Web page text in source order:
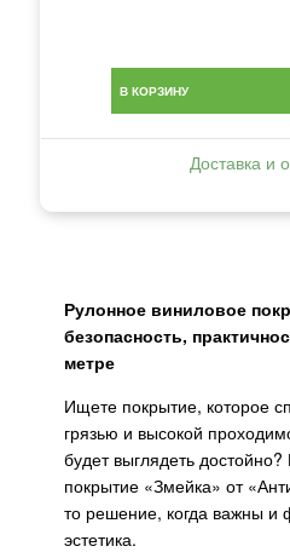
В КОРЗИНУ
Доставка и
Рулонное виниловое
безопасность,
метре
Ищете покрытие, которое
грязью и высокой
будет выглядеть
покрытие «Змейка» от
то решение, когда важны и
эстетика.